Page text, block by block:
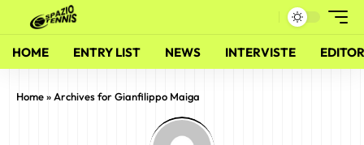
HOME ENTRY LIST NEWS INTERVISTE
Home» Archives for Gianfilippo Maiga